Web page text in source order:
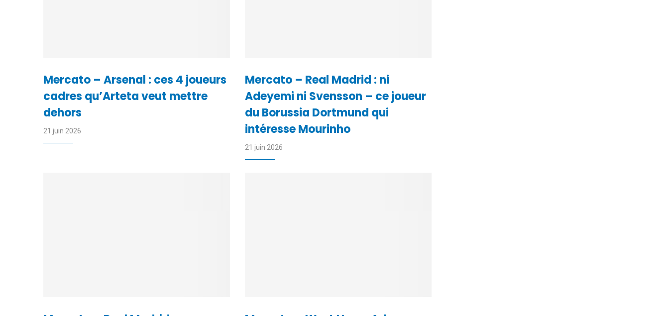
Mercato – Arsenal : ces 4 joueurs
cadres qu’Arteta veut mettre
dehors
21 juin 2026
Mercato – Real Madrid : ni
Adeyemi ni Svensson – ce joueur
du Borussia Dortmund qui
intéresse Mourinho
21 juin 2026